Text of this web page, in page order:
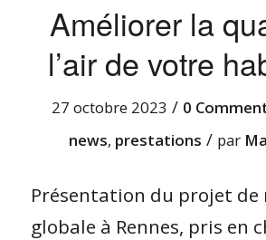
Améliorer la
l’air de votre
27 octobre 2023 / 0
news, prestations / par
Présentation du projet de
globale à Rennes, pris en